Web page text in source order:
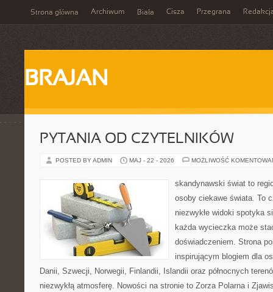
Strona główna Archiwum Biała Cisza Przegrana
BRAJAN
PYTANIA OD CZYTELNIKÓW
POSTED BY ADMIN MAJ - 22 - 2026 MOŻLIWOŚĆ
skandynawski świat to
osoby ciekawe świata. To
niezwykłe widoki spotyka
każda wycieczka może
doświadczeniem. Strona
inspirującym blogiem dla
Danii, Szwecji, Norwegii, Finlandii, Islandii oraz północnych
niezwykłą atmosferę. Nowości na stronie to Zorza Polarna i